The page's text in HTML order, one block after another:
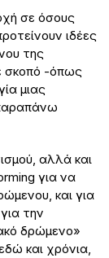
σε όσους
ιδέες
της
σκοπό -όπως
μιας
αλλά και
για να
και για
την
δρώμενο»
και χρόνια,